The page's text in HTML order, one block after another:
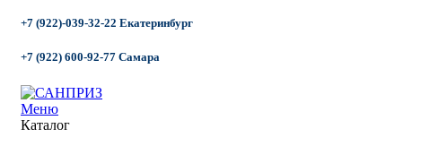
+7 (922)-039-32-22 Екатеринбург
+7 (922) 600-92-77 Самара
Меню
Каталог